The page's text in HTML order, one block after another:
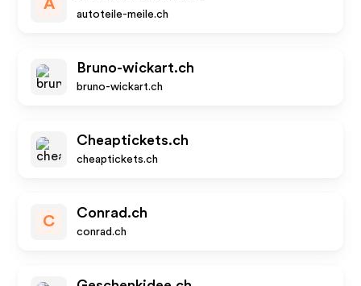
A
autoteile-meile.ch
Bruno-wickart.ch
bruno-wickart.ch
Cheaptickets.ch
cheaptickets.ch
C
Conrad.ch
conrad.ch